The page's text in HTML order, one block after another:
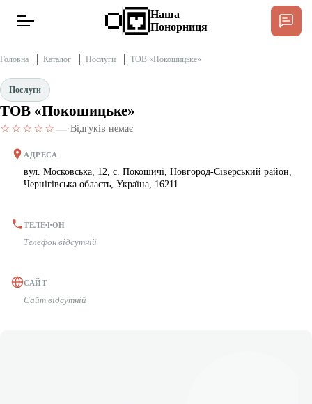
Новини
Тексти
Публікації
Редакційна політика
Наша
Понорниця
Головна Каталог Послуги ТОВ «Покошицьке»
Послуги
ТОВ «Покошицьке»
☆☆☆☆☆—·Відгуків немає
АДРЕСА
вул. Московська, 12, с. Покошичі, Новгород-Сіверський район,
Чернігівська область, Україна, 16211
ТЕЛЕФОН
Телефон відсутній
САЙТ
Сайт відсутній